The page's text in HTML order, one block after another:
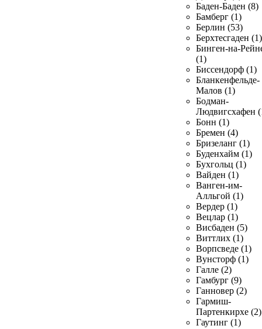
Баден-Баден (8)
Бамберг (1)
Берлин (53)
Берхтесгаден (1)
Бинген-на-
(1)
Биссендорф (1)
Бланкенфельде-
Малов (1)
Бодман-
Людвигсхафен
Бонн (1)
Бремен (4)
Бризеланг (1)
Буденхайм (1)
Бухгольц (1)
Вайден (1)
Ванген-им-
Алльгой (1)
Вердер (1)
Вецлар (1)
Висбаден (5)
Виттлих (1)
Ворпсведе (1)
Вунсторф (1)
Галле (2)
Гамбург (9)
Ганновер (2)
Гармиш-
Партенкирхе (2)
Гаутинг (1)